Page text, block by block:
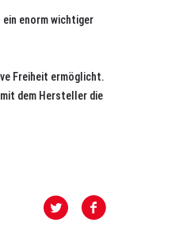
ein enorm wichtiger
Freiheit ermöglicht.
dem Hersteller die